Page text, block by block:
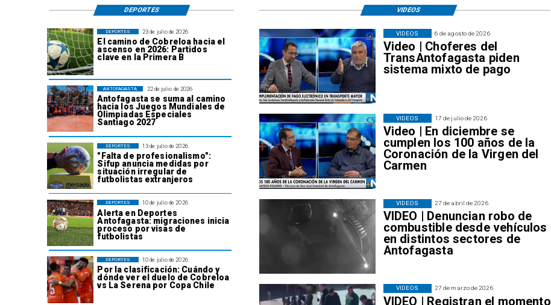
23 de julio de 2026
El camino de Cobreloa hacia el
ascenso en 2026: Partidos
clave en la Primera B
DEPORTES
22 de julio de 2026
Antofagasta se suma al camino
hacia los Juegos Mundiales de
Olimpiadas Especiales
Santiago 2027
ANTOFAGASTA
13 de julio de 2026
"Falta de profesionalismo":
Sifup anuncia medidas por
situación irregular de
futbolistas extranjeros
DEPORTES
10 de julio de 2026
Alerta en Deportes
Antofagasta: migraciones inicia
proceso por visas de
futbolistas
DEPORTES
10 de julio de 2026
Por la clasificación: Cuándo y
dónde ver el duelo de Cobreloa
vs La Serena por Copa Chile
DEPORTES
6 de agosto de 2026
Video | Choferes del
TransAntofagasta piden
sistema mixto de pago
VIDEOS
17 de julio de 2026
Video | En diciembre se
cumplen los 100 años de la
Coronación de la Virgen del
Carmen
VIDEOS
27 de abril de 2026
VIDEO | Denuncian robo de
combustible desde vehículos
en distintos sectores de
Antofagasta
VIDEOS
27 de marzo de 2026
VIDEO | Registran el momento
VIDEOS
VIDEOS
DEPORTES